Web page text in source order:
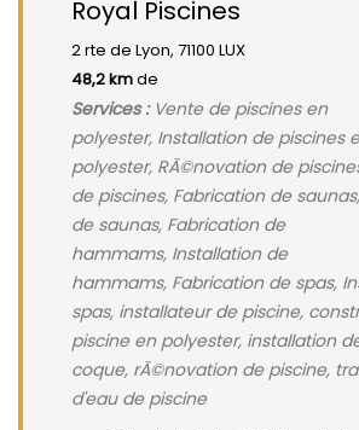
Royal Piscines
2 rte de Lyon, 71100 LUX
48,2 kmde
Services :Vente de piscines en
polyester, Installation de piscines
polyester, RÃ©novation de
de piscines, Fabrication de
de saunas, Fabrication de
hammams, Installation de
hammams, Fabrication de spas,
spas, installateur de piscine,
piscine en polyester, installation
coque, rÃ©novation de piscine,
d'eau de piscine